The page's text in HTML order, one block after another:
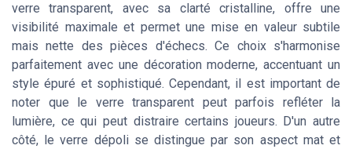
verre transparent, avec sa clarté cristalline, offre une
visibilité maximale et permet une mise en valeur subtile
mais nette des pièces d'échecs. Ce choix s'harmonise
parfaitement avec une décoration moderne, accentuant un
style épuré et sophistiqué. Cependant, il est important de
noter que le verre transparent peut parfois refléter la
lumière, ce qui peut distraire certains joueurs. D'un autre
côté, le verre dépoli se distingue par son aspect mat et